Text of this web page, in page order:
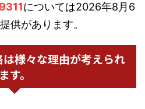
については2026年8月6
供があります。
様々な理由が考えられ
ます。